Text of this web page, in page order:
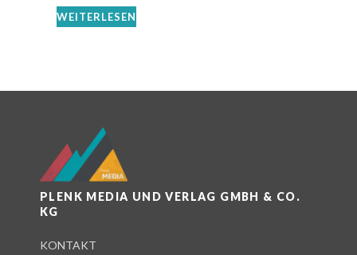
WEITERLESEN
PLENK MEDIA UND VERLAG GMBH & CO.
KG
KONTAKT